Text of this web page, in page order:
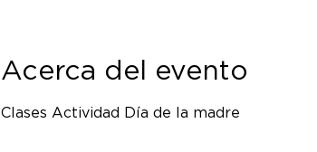
Acerca del evento
Clases Actividad Día de la madre